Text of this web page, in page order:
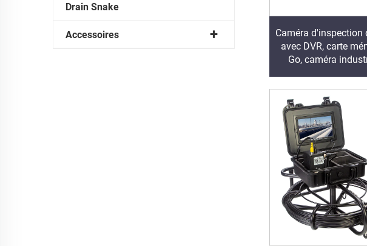
Drain Snake
Accessoires
Caméra d'inspection
avec DVR, carte
Go, caméra